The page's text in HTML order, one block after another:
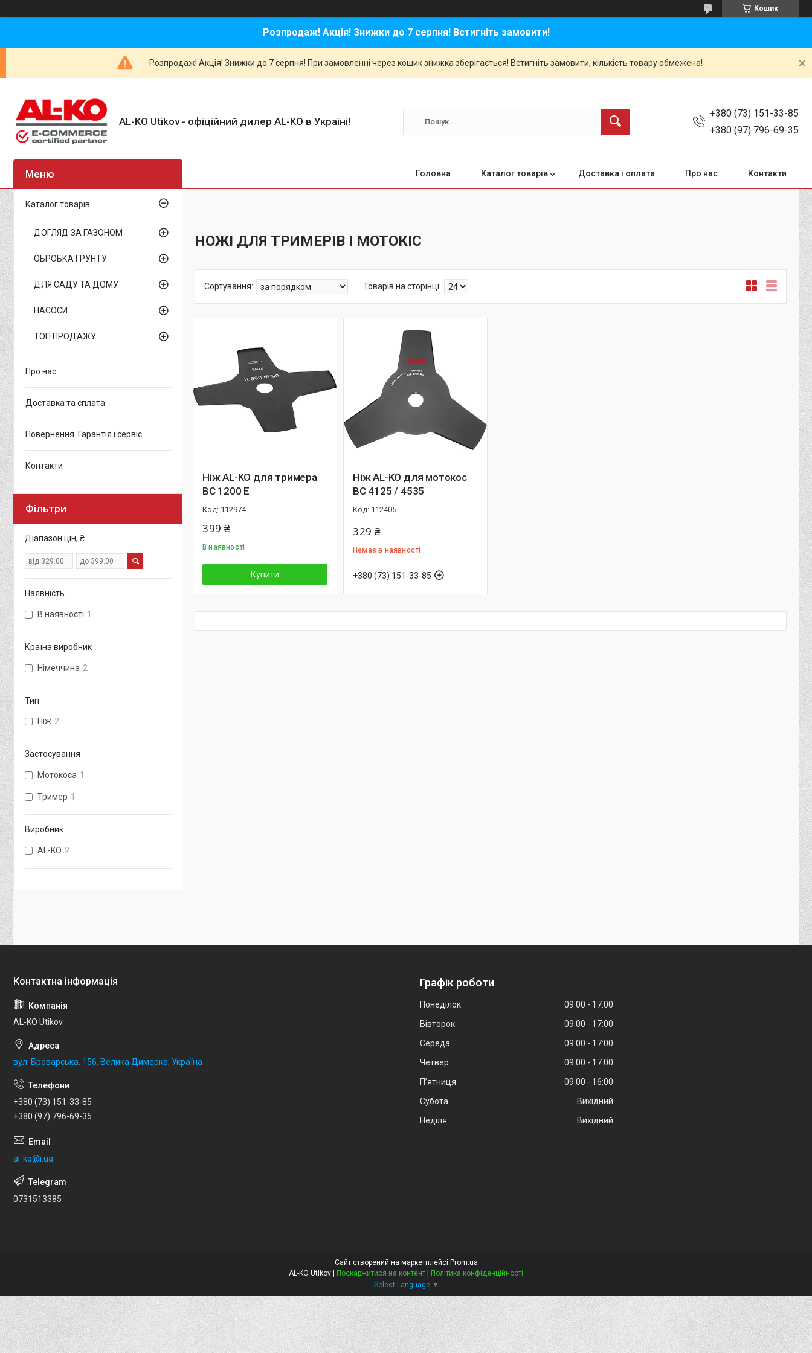
Кошик
Розпродаж! Акція! Знижки до 7 серпня! Встигніть замовити!
Розпродаж! Акція! Знижки до 7 серпня! При замовленні через кошик знижка зберігається! Встигніть замовити, кількість товару обмежена!
AL-KO Utikov - офіційний дилер AL-KO в Україні!
+380 (73) 151-33-85
+380 (97) 796-69-35
Головна Каталог товарів Доставка і оплата Про нас Контакти
НОЖІ ДЛЯ ТРИМЕРІВ І МОТОКІС
Ніж AL-KO для тримера
BC 1200 E
112974
399 ₴
В наявності
Купити
Ніж AL-KO для мотокос
BC 4125 / 4535
112405
329 ₴
Немає в наявності
+380 (73) 151-33-85
Каталог товарів
ДОГЛЯД ЗА ГАЗОНОМ
ОБРОБКА ГРУНТУ
ДЛЯ САДУ ТА ДОМУ
НАСОСИ
ТОП ПРОДАЖУ
Про нас
Доставка та сплата
Повернення. Гарантія і сервіс
Контакти
Фільтри
Діапазон цін, ₴
Наявність
В наявності 1
Країна виробник
Німеччина 2
Тип
Ніж 2
Застосування
Мотокоса 1
Тример 1
Виробник
AL-KO 2
AL-KO Utikov
вул. Броварська, 156, Велика Димерка, Україна
+380 (73) 151-33-85
+380 (97) 796-69-35
al-ko@i.ua
0731513385
Графік роботи
Понеділок 09:00
17:00
Вівторок
09:00
17:00
Середа
09:00
17:00
Четвер
09:00
17:00
Пʼятниця
09:00
16:00
Субота
Вихідний
Неділя
Вихідний
Сайт створений на маркетплейсі Prom.ua
Поскаржитися на контент
Політика конфіденційності
Select Language ▼